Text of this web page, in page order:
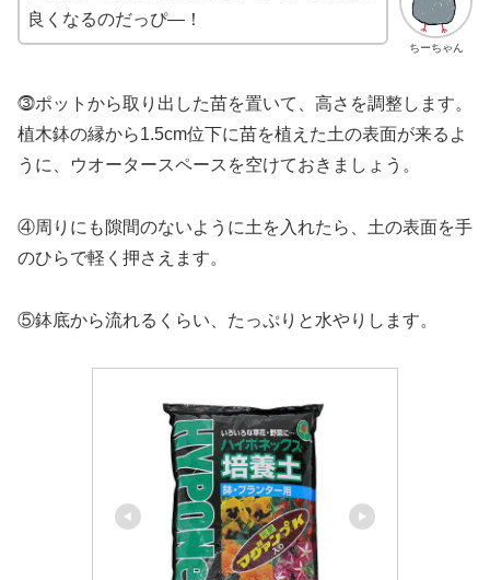
ちーちゃん
良くなるのだっぴ―！
⓷ポットから取り出した苗を置いて、高さを調整します。
植木鉢の縁から1.5cm位下に苗を植えた土の表面が来るよ
うに、ウオータースペースを空けておきましょう。
④周りにも隙間のないように土を入れたら、土の表面を手
のひらで軽く押さえます。
⑤鉢底から流れるくらい、たっぷりと水やりします。